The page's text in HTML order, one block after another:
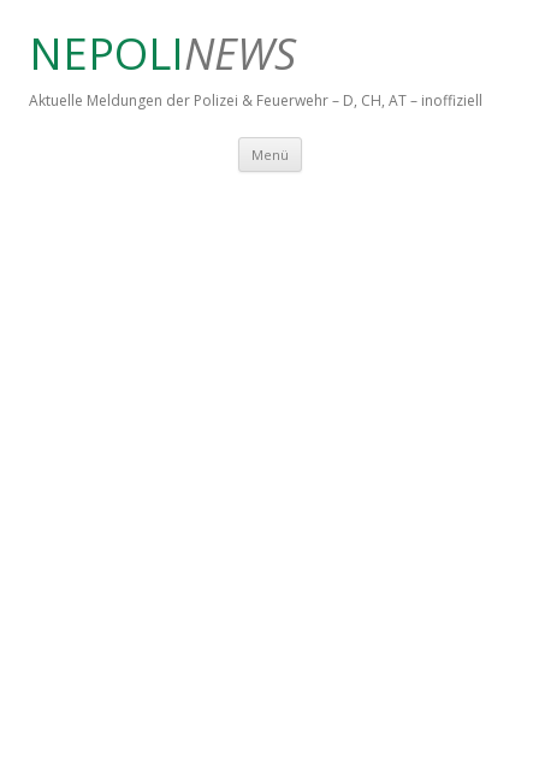
NEPOLINEWS
Aktuelle Meldungen der Polizei & Feuerwehr – D, CH, AT – inoffiziell
Menü Springe zum Inhalt